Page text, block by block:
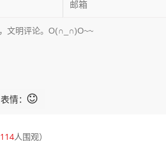
表情：
114人围观）